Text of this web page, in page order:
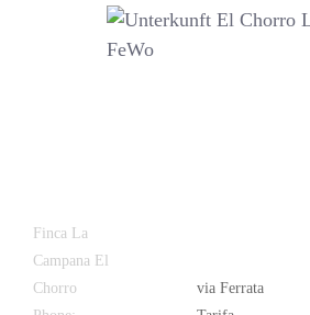
Finca La
Campana El
Chorro
via Ferrata